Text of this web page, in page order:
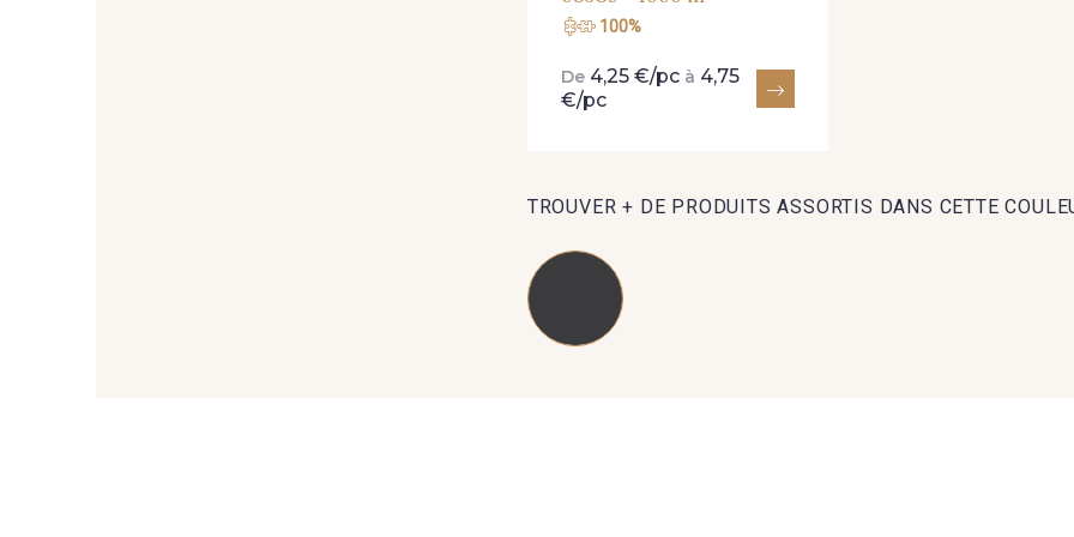
100%
De 4,25 €/pc à 4,75
€/pc
TROUVER + DE PRODUITS ASSORTIS DANS CETTE